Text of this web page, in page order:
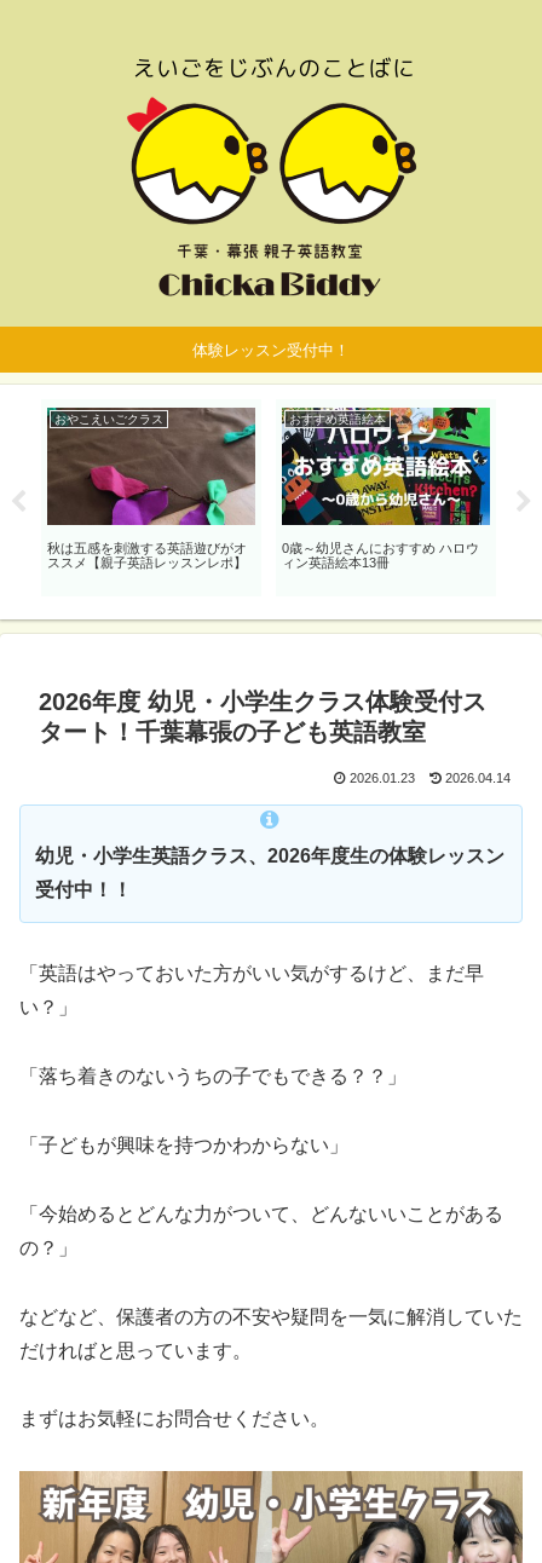
体験レッスン受付中！
おやこえいごクラス
秋は五感を刺激する英語遊びがオ
ススメ【親子英語レッスンレポ】
おすすめ英語絵本
0歳～幼児さんにおすすめ ハロウ
ィン英語絵本13冊
2026年度 幼児・小学生クラス体験受付ス
タート！千葉幕張の子ども英語教室
2026.01.23 2026.04.14
幼児・小学生英語クラス、2026年度生の体験レッスン
受付中！！
「英語はやっておいた方がいい気がするけど、まだ早
い？」
「落ち着きのないうちの子でもできる？？」
「子どもが興味を持つかわからない」
「今始めるとどんな力がついて、どんないいことがある
の？」
などなど、保護者の方の不安や疑問を一気に解消していた
だければと思っています。
まずはお気軽にお問合せください。